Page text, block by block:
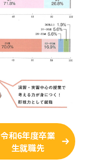
令和6年度卒業
生就職先